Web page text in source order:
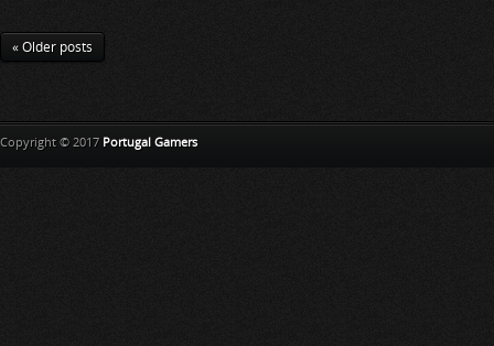
« Older posts
Copyright © 2017 Portugal Gamers